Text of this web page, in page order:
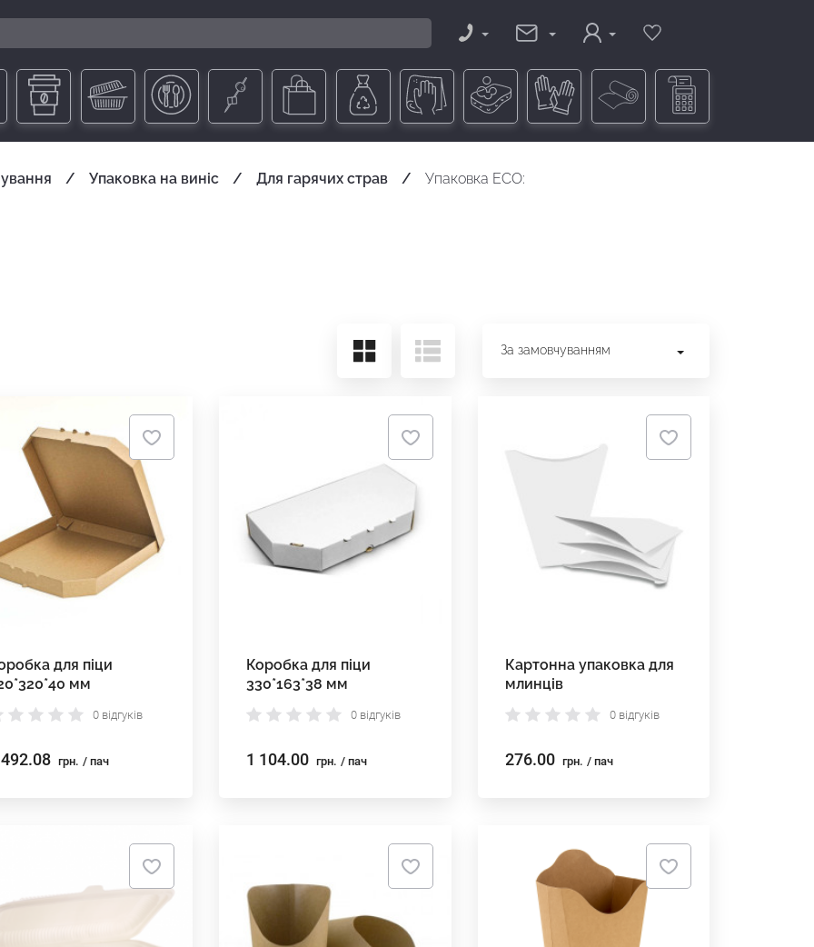
Упаковка на виніс Для гарячих страв Упаковка ECO:
За замовчуванням
для піци
мм
0 відгуків
грн. / пач
Коробка для піци
330*163*38 мм
0 відгуків
1 104.00 грн. / пач
Картонна упаковка для
млинців
0 відгуків
276.00 грн. / пач